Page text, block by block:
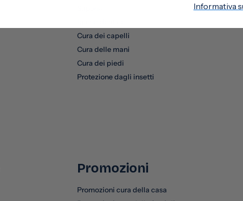
Cura dei capelli
Cura delle mani
Cura dei piedi
Protezione dagli insetti
Promozioni
Promozioni cura della casa
Informativa